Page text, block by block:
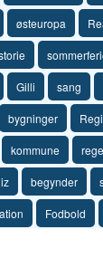
østeuropa
Gilli sang
bygninger
kommune
begynder
Fodbold